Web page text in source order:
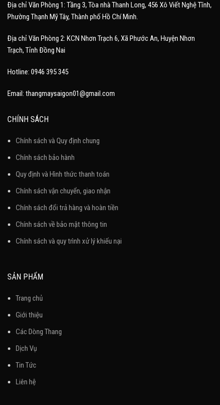
Địa chỉ Văn Phòng 1: Tầng 3, Tòa nhà Thanh Long, 456 Xô Viết Nghệ Tĩnh,
Phường Thạnh Mỹ Tây, Thành phố Hồ Chí Minh.
Địa chỉ Văn Phòng 2: KCN Nhơn Trạch 6, Xã Phước An, Huyện Nhơn
Trạch, Tỉnh Đồng Nai
Hotline: 0946 395 345
Email: thangmaysaigon01@gmail.com
CHÍNH SÁCH
Chính sách và Quy định chung
Chính sách bảo hành
Quy định và Hình thức thanh toán
Chính sách vận chuyển, giao nhận
Chính sách đổi trả hàng và hoàn tiền
Chính sách về bảo mật thông tin
Chính sách và quy trình xử lý khiếu nại
SẢN PHẨM
Trang chủ
Giới thiệu
Các Dòng Thang
Dịch Vụ
Tin Tức
Liên hệ